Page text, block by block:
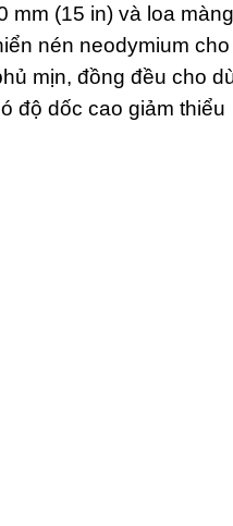
mm (15 in) và loa màng
nén neodymium cho
mịn, đồng đều cho
độ dốc cao giảm thiểu